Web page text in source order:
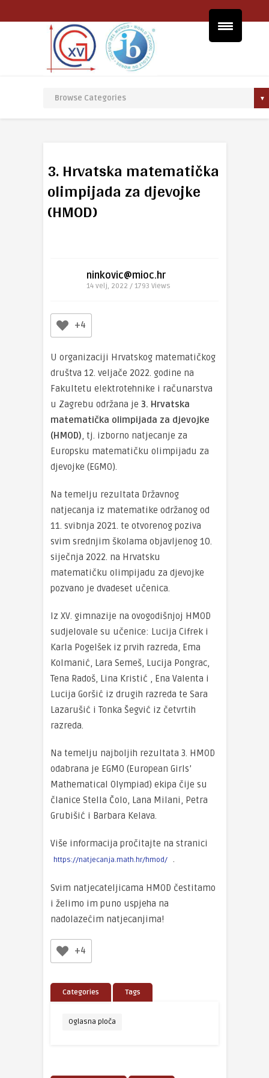
3. Hrvatska matematička
olimpijada za djevojke
(HMOD)
ninkovic@mioc.hr
14 velj, 2022 / 1793 Views
+4
U organizaciji Hrvatskog matematičkog
društva 12. veljače 2022. godine na
Fakultetu elektrotehnike i računarstva
u Zagrebu održana je 3. Hrvatska
matematička olimpijada za djevojke
(HMOD), tj. izborno natjecanje za
Europsku matematičku olimpijadu za
djevojke (EGMO).
Na temelju rezultata Državnog
natjecanja iz matematike održanog od
11. svibnja 2021. te otvorenog poziva
svim srednjim školama objavljenog 10.
siječnja 2022. na Hrvatsku
matematičku olimpijadu za djevojke
pozvano je dvadeset učenica.
Iz XV. gimnazije na ovogodišnjoj HMOD
sudjelovale su učenice: Lucija Cifrek i
Karla Pogelšek iz prvih razreda, Ema
Kolmanić, Lara Semeš, Lucija Pongrac,
Tena Radoš, Lina Kristić , Ena Valenta i
Lucija Goršić iz drugih razreda te Sara
Lazarušić i Tonka Šegvić iz četvrtih
razreda.
Na temelju najboljih rezultata 3. HMOD
odabrana je EGMO (European Girls’
Mathematical Olympiad) ekipa čije su
članice Stella Čolo, Lana Milani, Petra
Grubišić i Barbara Kelava.
Više informacija pročitajte na stranici
https://natjecanja.math.hr/hmod/ .
Svim natjecateljicama HMOD čestitamo
i želimo im puno uspjeha na
nadolazećim natjecanjima!
+4
Categories Tags
Oglasna ploča